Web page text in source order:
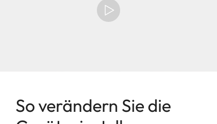
So verändern Sie die